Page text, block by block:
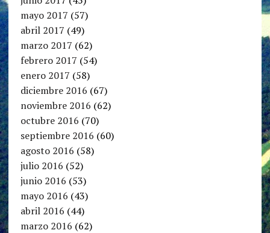
mayo 2017 (57)
abril 2017 (49)
marzo 2017 (62)
febrero 2017 (54)
enero 2017 (58)
diciembre 2016 (67)
noviembre 2016 (62)
octubre 2016 (70)
septiembre 2016 (60)
agosto 2016 (58)
julio 2016 (52)
junio 2016 (53)
mayo 2016 (43)
abril 2016 (44)
marzo 2016 (62)